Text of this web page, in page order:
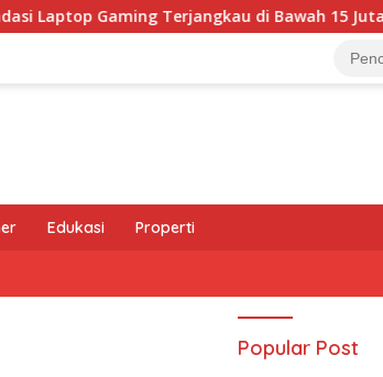
Terjangkau di Bawah 15 Juta Rupiah
Edukasi Properti
Popular Post